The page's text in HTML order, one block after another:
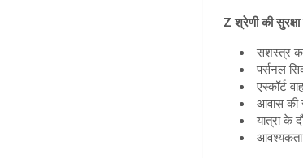
Z श्रेणी की सुरक्षा
सशस्त्र
पर्सनल
एस्कॉर्ट
आवास की
यात्रा के